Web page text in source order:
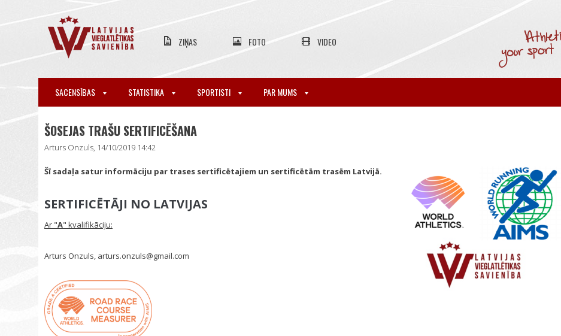
ZIŅAS FOTO VIDEO
SACENSĪBAS STATISTIKA SPORTISTI PAR MUMS
ŠOSEJAS TRAŠU SERTIFICĒŠANA
Arturs Onzuls, 14/10/2019 14:42
Šī sadaļa satur informāciju par trases sertificētajiem un sertificētām trasēm Latvijā.
SERTIFICĒTĀJI NO LATVIJAS
Ar "A" kvalifikāciju:
Arturs Onzuls, arturs.onzuls@gmail.com